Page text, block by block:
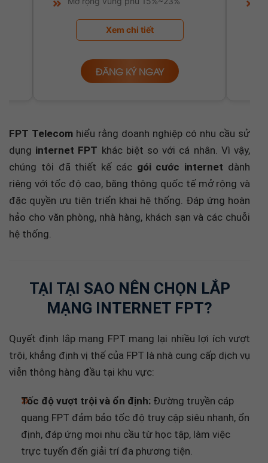
ĐĂNG KÝ NGAY
dụnginternet FPT khác biệt so với cá nhân. Vì vậy,
chúng tôi đã thiết kế cácgói cước internetdành
riêng với tốc độ cao, băng thông quốc tế mở rộng và
đặc quyền ưu tiên triển khai hệ thống. Đáp ứng hoàn
hảo cho văn phòng, nhà hàng, khách sạn và các chuỗi
hệ thống.
MẠNG INTERNET FPT?
trội, khẳng định vị thế của FPT là nhà cung cấp dịch vụ
viễn thông hàng đầu tại khu vực:
quang FPT đảm bảo tốc độ truy cập siêu nhanh, ổn
định, đáp ứng mọi nhu cầu từ học tập, làm việc
trực tuyến đến giải trí đa phương tiện.
Tiên phong công nghệ:
Đi đầu trong việc triển